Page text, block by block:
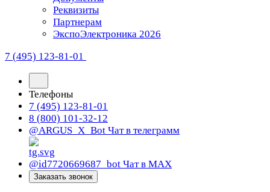
Реквизиты
Партнерам
ЭкспоЭлектроника 2026
7 (495) 123-81-01
Телефоны
7 (495) 123-81-01
8 (800) 101-32-12
@ARGUS_X_Bot Чат в телеграмм
@id7720669687_bot Чат в МАХ
Заказать звонок